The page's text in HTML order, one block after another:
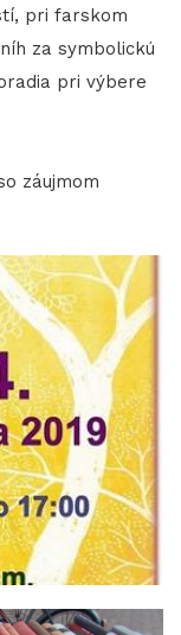
pri farskom
za symbolickú
pri výbere
záujmom